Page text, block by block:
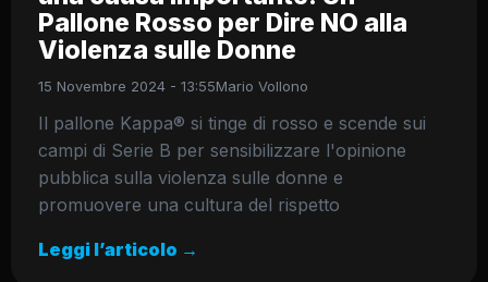
Pallone Rosso per Dire NO alla
Violenza sulle Donne
15 Novembre 2024 - 13:55Mario Vollono
Il pallone Kappa® si tinge di rosso e scende sui
campi di Serie B per sensibilizzare l'opinione
pubblica sulla violenza sulle donne e
promuovere una cultura del rispetto
Leggi l’articolo →